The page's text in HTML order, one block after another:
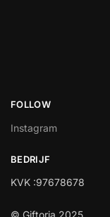
FOLLOW
Instagram
BEDRIJF
KVK :97678678
© Giftoria 2025